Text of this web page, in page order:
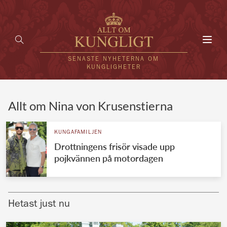
SENASTE NYHETERNA OM
KUNGLIGHETER
UTLÄNDSKT
VÄRLDENS KUNGAHUS
Brittiska kungahuset
Allt om Nina von Krusenstierna
KUNGAFAMILJEN
Drottningens frisör visade upp
pojkvännen på motordagen
Hetast just nu